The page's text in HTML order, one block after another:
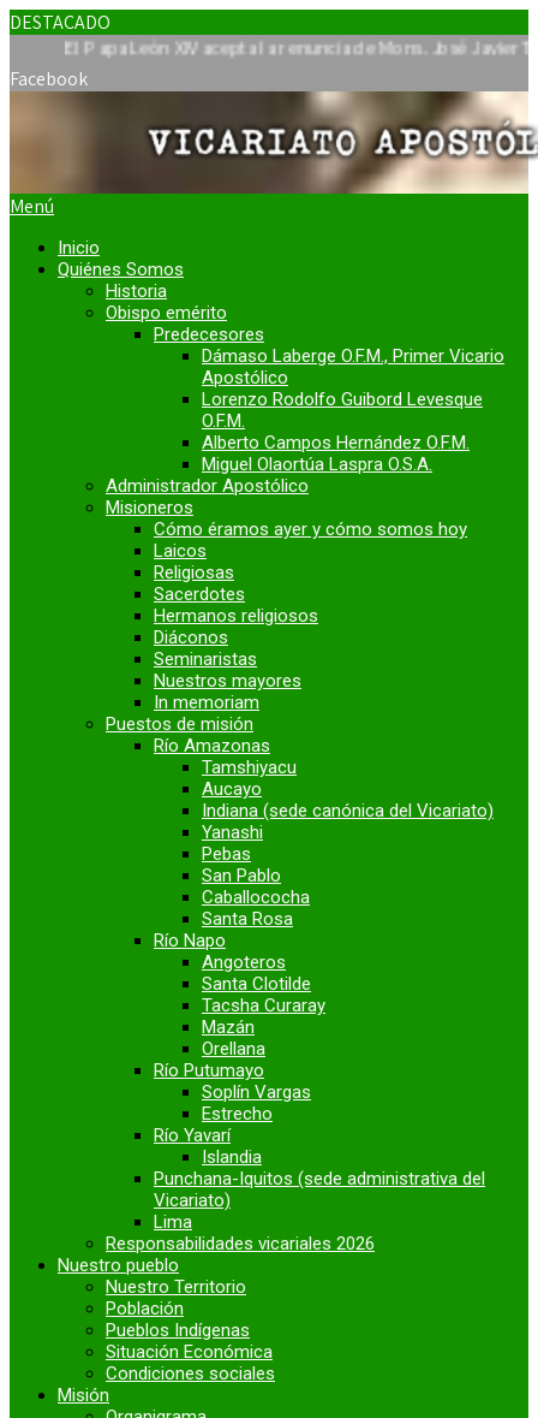
DESTACADO
Papa León XIV acepta la renuncia de Mons. José Javier
Facebook
Menú
Inicio
Quiénes Somos
Historia
Obispo emérito
Predecesores
Dámaso Laberge O.F.M., Primer Vicario
Apostólico
Lorenzo Rodolfo Guibord Levesque
O.F.M.
Alberto Campos Hernández O.F.M.
Miguel Olaortúa Laspra O.S.A.
Administrador Apostólico
Misioneros
Cómo éramos ayer y cómo somos hoy
Laicos
Religiosas
Sacerdotes
Hermanos religiosos
Diáconos
Seminaristas
Nuestros mayores
In memoriam
Puestos de misión
Río Amazonas
Tamshiyacu
Aucayo
Indiana (sede canónica del Vicariato)
Yanashi
Pebas
San Pablo
Caballococha
Santa Rosa
Río Napo
Angoteros
Santa Clotilde
Tacsha Curaray
Mazán
Orellana
Río Putumayo
Soplín Vargas
Estrecho
Río Yavarí
Islandia
Punchana-Iquitos (sede administrativa del
Vicariato)
Lima
Responsabilidades vicariales 2026
Nuestro pueblo
Nuestro Territorio
Población
Pueblos Indígenas
Situación Económica
Condiciones sociales
Misión